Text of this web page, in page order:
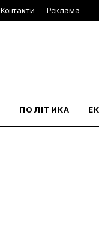
Контакти Реклама
ПОЛІТИКА